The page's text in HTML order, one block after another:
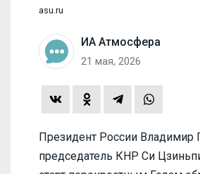
asu.ru
ИА Атмосфера
21 мая, 2026
Президент России Владимир
председатель КНР Си